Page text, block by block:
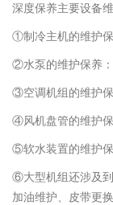
深度保养主要设备
①制冷主机的维护保
②水泵的维护保养：
③空调机组的维护保
④风机盘管的维护保
⑤软水装置的维护保
⑥大型机组还涉及
加油维护、皮带更换